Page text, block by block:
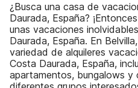
¿Busca una casa de
Daurada, España?
unas vacaciones
Daurada, España. En
variedad de alquileres
Costa Daurada, España,
apartamentos, bungalows y